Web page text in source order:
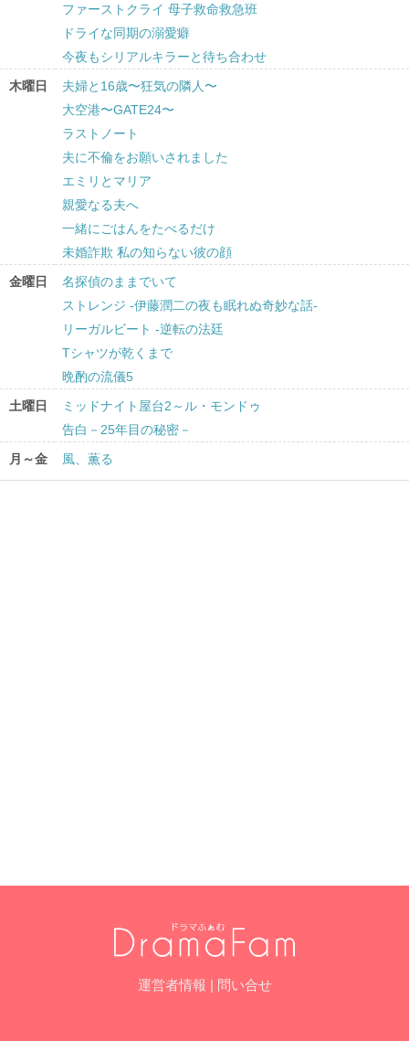
ファーストクライ 母子救命救急班
ドライな同期の溺愛癖
今夜もシリアルキラーと待ち合わせ
木曜日
夫婦と16歳〜狂気の隣人〜
大空港〜GATE24〜
ラストノート
夫に不倫をお願いされました
エミリとマリア
親愛なる夫へ
一緒にごはんをたべるだけ
未婚詐欺 私の知らない彼の顔
金曜日
名探偵のままでいて
ストレンジ -伊藤潤二の夜も眠れぬ奇妙な話-
リーガルビート -逆転の法廷
Tシャツが乾くまで
晩酌の流儀5
土曜日
ミッドナイト屋台2～ル・モンドゥ
告白－25年目の秘密－
月～金
風、薫る
運営者情報 | 問い合せ